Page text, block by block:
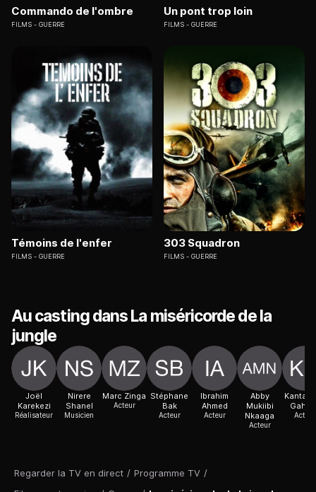
Regarder la TV en direct / Programme TV /
Commando de l'ombre
FILMS GUERRE
Un pont trop loin
FILMS GUERRE
Témoins de l'enfer
FILMS GUERRE
303 Squadron
FILMS GUERRE
Au casting dans La miséricorde de la
jungle
Joël
Karekezi
Réalisateur
Nirere
Shanel
Musicien
Marc Zinga
Acteur
Stéphane
Bak
Acteur
Ibrahim
Ahmed
Acteur
Abby
Mukiibi
Nkaaga
Acteur
Acteur